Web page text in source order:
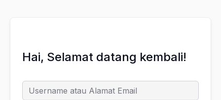
Hai, Selamat datang kembali!